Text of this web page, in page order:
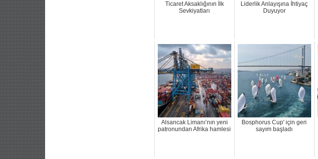
Ticaret Aksaklığının İlk
Sevkiyatları
Liderlik Anlayışına İhtiyaç
Duyuyor
Alsancak Limanı’nın yeni
patronundan Afrika hamlesi
Bosphorus Cup' için geri
sayım başladı